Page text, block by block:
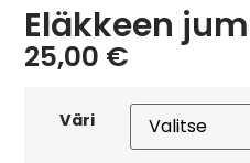
Eläkkeen
25,00 €
Väri